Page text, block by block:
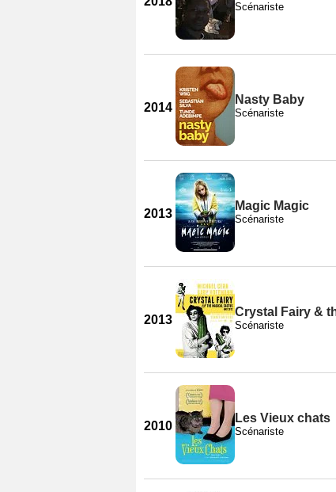
Scénariste
2014
Nasty Baby
Scénariste
2013
Magic Magic
Scénariste
2013
Crystal Fairy &
Scénariste
2010
Les Vieux chats
Scénariste